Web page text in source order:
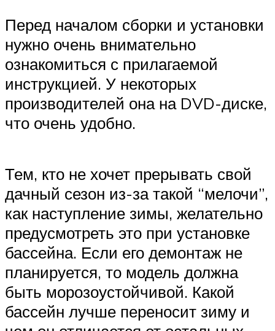
Перед началом сборки и установки
нужно очень внимательно
ознакомиться с прилагаемой
инструкцией. У некоторых
производителей она на DVD-диске,
что очень удобно.
Тем, кто не хочет прерывать свой
дачный сезон из-за такой “мелочи”,
как наступление зимы, желательно
предусмотреть это при установке
бассейна. Если его демонтаж не
планируется, то модель должна
быть морозоустойчивой. Какой
бассейн лучше переносит зиму и